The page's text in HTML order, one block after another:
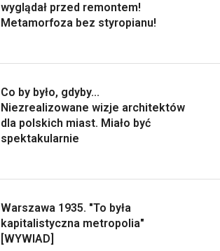
wyglądał przed remontem!
Metamorfoza bez styropianu!
Co by było, gdyby...
Niezrealizowane wizje architektów
dla polskich miast. Miało być
spektakularnie
Warszawa 1935. "To była
kapitalistyczna metropolia"
[WYWIAD]